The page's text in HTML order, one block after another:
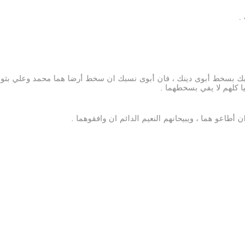
بسخط أبوى دينك ، فان أبوى نسبك ان سخط أرضا هما محمد وعلي
كلهم لا يفي بسخطهما .
هما ، ويبيحانهم النعيم الدائم ان وافقوهما .